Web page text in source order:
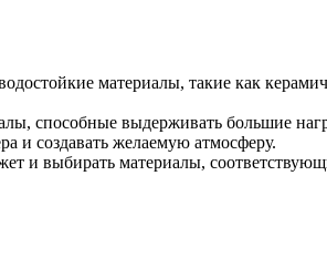
материалы, такие как
способные выдерживать большие
и создавать желаемую атмосферу.
и выбирать материалы,